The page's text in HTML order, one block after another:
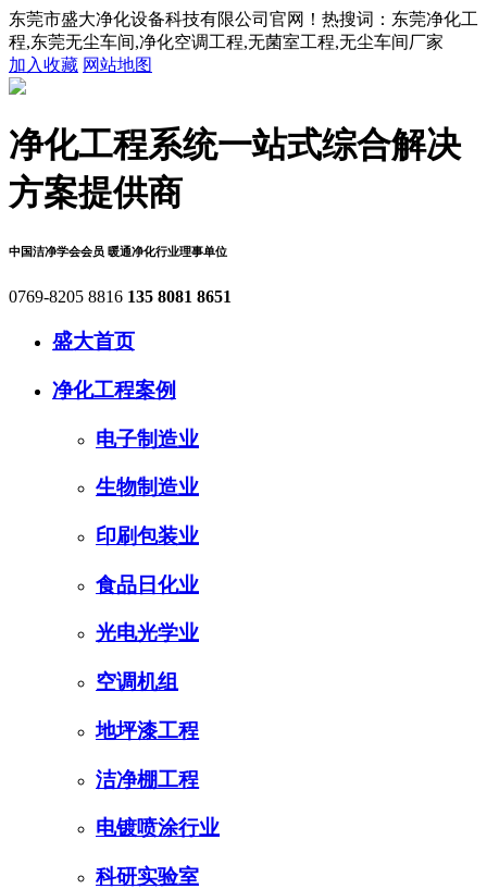
东莞市盛大净化设备科技有限公司官网！热搜词：东莞净化工
程,东莞无尘车间,净化空调工程,无菌室工程,无尘车间厂家
加入收藏 网站地图
净化工程系统一站式综合解决
方案提供商
中国洁净学会会员 暖通净化行业理事单位
0769-8205 8816 135 8081 8651
盛大首页
净化工程案例
电子制造业
生物制造业
印刷包装业
食品日化业
光电光学业
空调机组
地坪漆工程
洁净棚工程
电镀喷涂行业
科研实验室